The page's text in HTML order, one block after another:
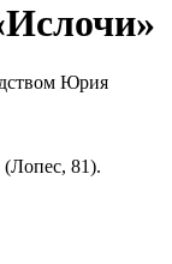
Юрия
81).